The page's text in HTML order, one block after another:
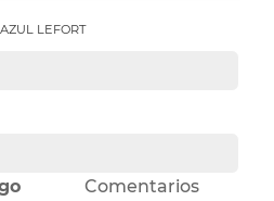
LEFORT
Comentarios